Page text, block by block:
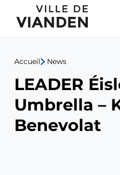
LEADER
Éislek:
Umbrella
Kultur
&
Menu
navigation
principal
Accueil News
LEADER
Umbrella –
Benevolat